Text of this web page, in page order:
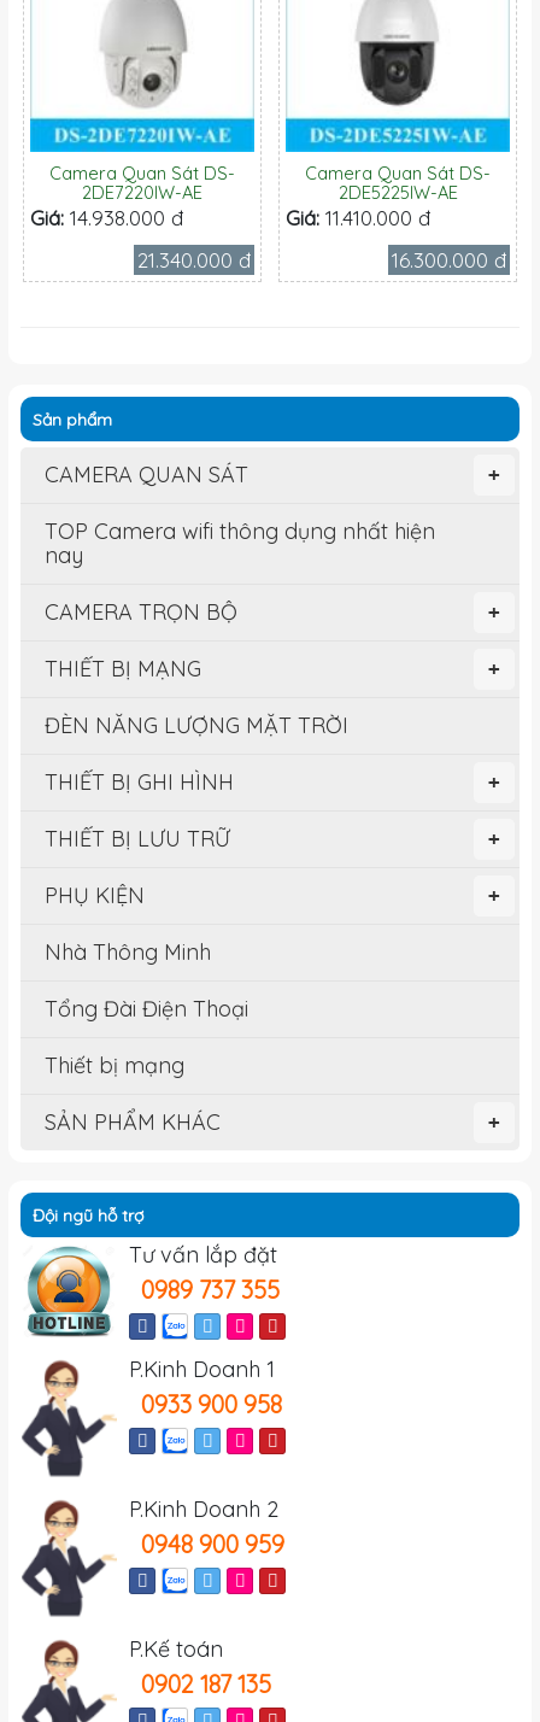
Camera Quan Sát DS-
2DE7220IW-AE
Giá: 14.938.000 đ
21.340.000 đ
Camera Quan Sát DS-
2DE5225IW-AE
Giá: 11.410.000 đ
16.300.000 đ
Sản phẩm
+
CAMERA QUAN SÁT
TOP Camera wifi thông dụng nhất hiện
nay
+
CAMERA TRỌN BỘ
+
THIẾT BỊ MẠNG
ĐÈN NĂNG LƯỢNG MẶT TRỜI
+
THIẾT BỊ GHI HÌNH
+
THIẾT BỊ LƯU TRỮ
+
PHỤ KIỆN
Nhà Thông Minh
Tổng Đài Điện Thoại
Thiết bị mạng
+
SẢN PHẨM KHÁC
Đội ngũ hỗ trợ
Tư vấn lắp đặt
0989 737 355
P.Kinh Doanh 1
0933 900 958
P.Kinh Doanh 2
0948 900 959
P.Kế toán
0902 187 135